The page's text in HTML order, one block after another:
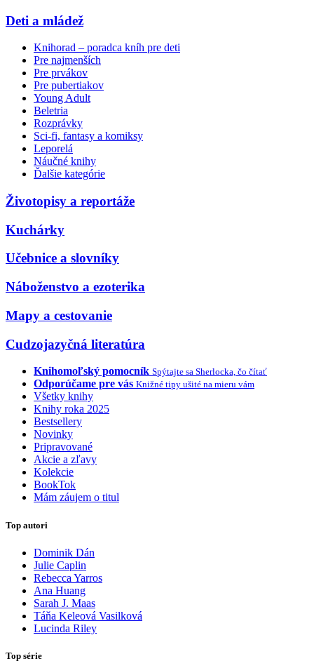
Deti a mládež
Knihorad – poradca kníh pre deti
Pre najmenších
Pre prvákov
Pre pubertiakov
Young Adult
Beletria
Rozprávky
Sci-fi, fantasy a komiksy
Leporelá
Náučné knihy
Ďalšie kategórie
Životopisy a reportáže
Kuchárky
Učebnice a slovníky
Náboženstvo a ezoterika
Mapy a cestovanie
Cudzojazyčná literatúra
Knihomoľský pomocník Spýtajte sa Sherlocka, čo čítať
Odporúčame pre vás Knižné tipy ušité na mieru vám
Všetky knihy
Knihy roka 2025
Bestsellery
Novinky
Pripravované
Akcie a zľavy
Kolekcie
BookTok
Mám záujem o titul
Top autori
Dominik Dán
Julie Caplin
Rebecca Yarros
Ana Huang
Sarah J. Maas
Táňa Keleová Vasilková
Lucinda Riley
Top série